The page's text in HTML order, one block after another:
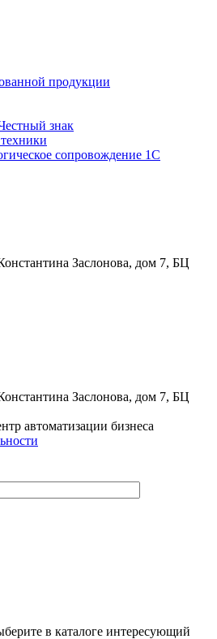
продукции
знак
сопровождение 1C
Заслонова, дом 7, БЦ
Заслонова, дом 7, БЦ
автоматизации бизнеса
в каталоге интересующий